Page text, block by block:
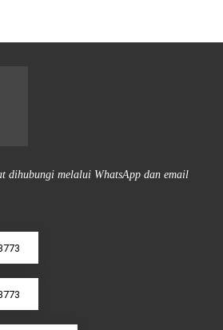
dihubungi melalui WhatsApp dan email